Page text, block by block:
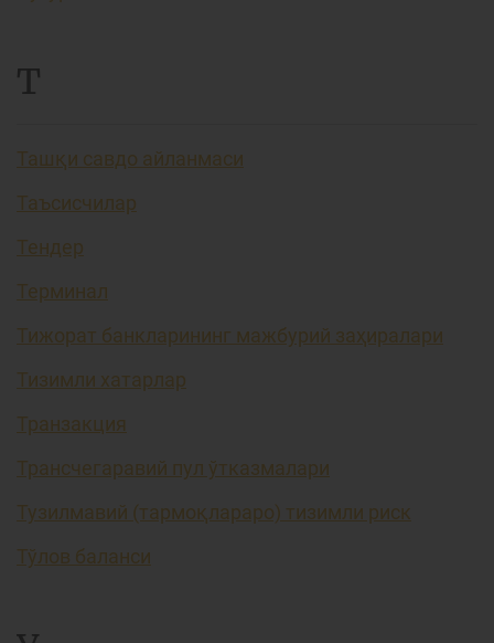
Т
Ташқи савдо айланмаси
Таъсисчилар
Тендер
Терминал
Тижорат банкларининг мажбурий заҳиралари
Тизимли хатарлар
Транзакция
Трансчегаравий пул ўтказмалари
Тузилмавий (тармоқлараро) тизимли риск
Тўлов баланси